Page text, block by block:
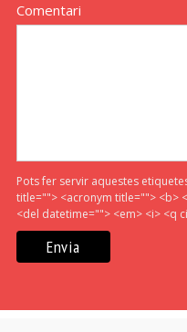
Comentari
Pots fer servir aquestes
title=""> <acronym title=""> <b>
<del datetime=""> <em> <i> <q